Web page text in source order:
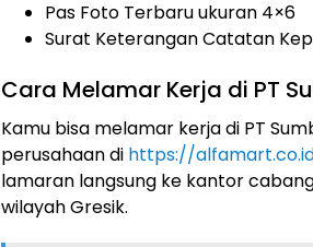
Pas Foto Terbaru ukuran 4×6
Surat Keterangan Catatan
Cara Melamar Kerja di PT
Kamu bisa melamar kerja di PT
perusahaan di https://
lamaran langsung ke kantor
wilayah Gresik.